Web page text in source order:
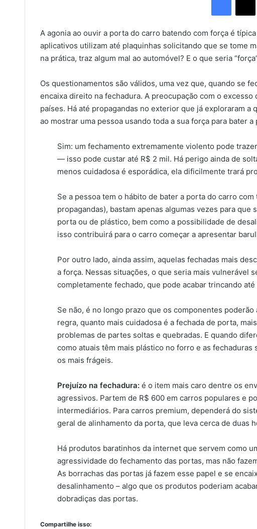
A agonia ao ouvir a porta do carro batendo com força é
aplicativos utilizam até plaquinhas solicitando que se tome
na prática, traz algum mal ao automóvel? E o que seria
Os questionamentos são válidos, uma vez que, quando se
encaixa direito na fechadura. A preocupação com o
países. Há até propagandas no exterior que já exploraram a
ao mostrar uma pessoa usando toda a sua força para bater a
Sim: um fechamento extremamente violento pode
— isso pode custar até R$ 2 mil. Há perigo ainda de
menos cuidadosa é esporádica, ela dificilmente trará
Se a pessoa tem o hábito de bater a porta do carro
propagandas), bastam apenas algumas vezes para
porta ou de plástico, bem como a possibilidade de
isso contribuirá para o carro começar a apresentar
Por outro lado, ainda assim, aquelas fechadas mais
a força. Nessas situações, o que seria mais vulnerável
completamente fechado, que pode acabar trincando
Se não, é no longo prazo que os componentes
regra, quanto mais cuidadosa é a fechada de porta,
problemas de partes soltas e quebradas. E quando
como atuais têm mais plástico no forro e as fechaduras
os mais frágeis.
Prejuízo na fechadura: é o item mais caro dentre os
agressivos. Partem de R$ 600 em carros populares e
intermediários. Para carros premium, dependerá do
geral de alinhamento da porta, que leva cerca de duas
Há produtos baratinhos da internet que servem como
agressividade do fechamento das portas, mas não
As borrachas das portas já fazem esse papel e se
desalinhamento – algo que os produtos poderiam
dobradiças das portas.
Compartilhe isso: